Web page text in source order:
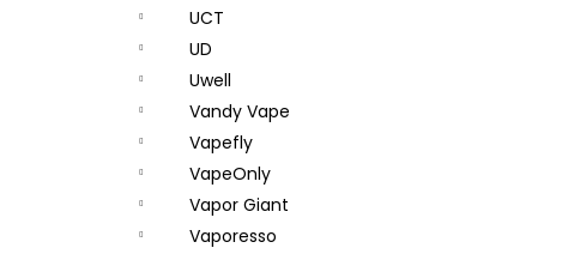
UCT
UD
Uwell
Vandy Vape
Vapefly
VapeOnly
Vapor Giant
Vaporesso